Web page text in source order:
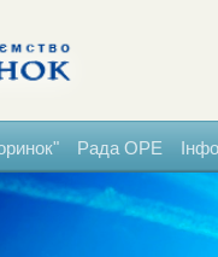
Рада ОРЕ